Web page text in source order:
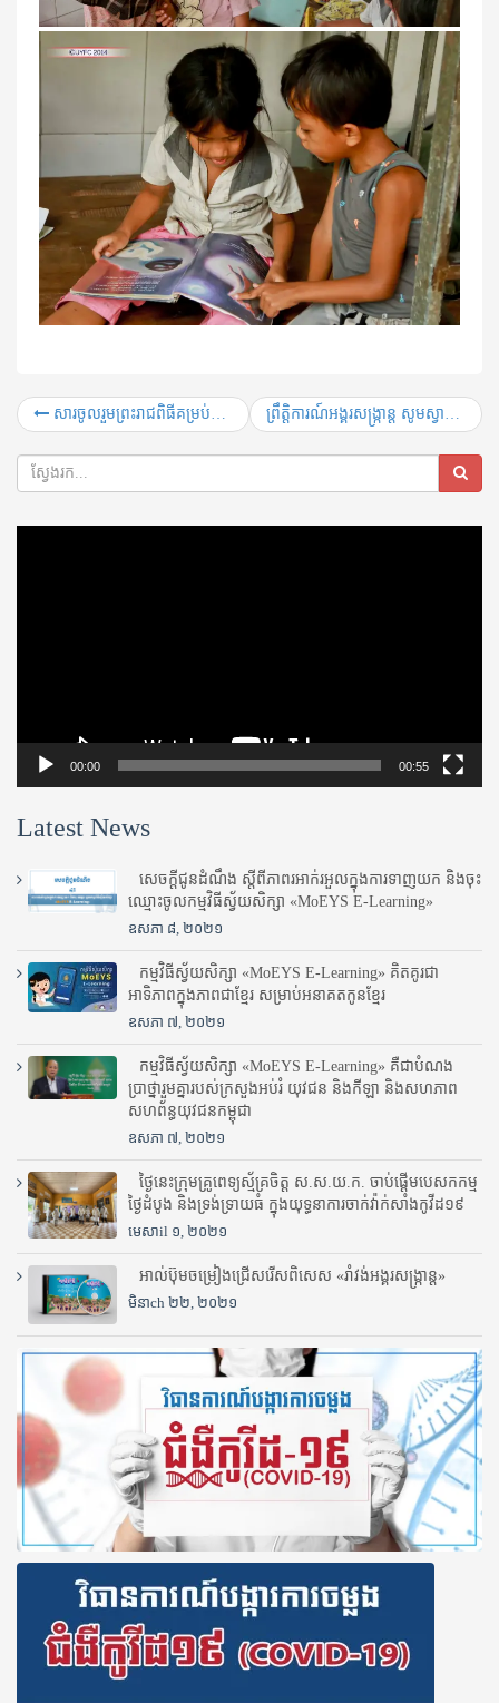
សារចូលរួមព្រះរាជពិធីគម្រប់ខួប ២ឆ្នាំ នៃការយាងចូលទីវង្គតរបស់ ព្រះបរមរតនកោដ្ឋ ព្រះករុណា ព្រះបាទសម្តេចព្រះនរោត្តមសីហនុ
00:00 00:55
Latest News
សេចក្តីជូនដំណឹង ស្តី​ពីភាព​រអាក់រអួល​ក្នុងការ​ទាញ​យក និង​ចុះ​
ឈ្មោះ​ចូល​កម្មវិធី​ស្វ័យសិក្សា «MoEYS E-Learning»
ឧសភា ៨, ២០២១
កម្មវិធីស្វ័យសិក្សា «MoEYS E-Learning» គិតគូរជា
អាទិភាពក្នុងភាពជាខ្មែរ សម្រាប់អនាគតកូនខ្មែរ
ឧសភា ៧, ២០២១
កម្មវិធីស្វ័យសិក្សា «MoEYS E-Learning» គឺជាបំណង
ប្រាថ្នារួមគ្នារបស់ក្រសួងអប់រំ​ យុវជន និងកីឡា និងសហភាព
សហព័ន្ធយុវជនកម្ពុជា
ឧសភា ៧, ២០២១
ថ្ងៃនេះក្រុមគ្រូពេទ្យស្ម័គ្រចិត្ត ស.ស.យ.ក. ចាប់ផ្តើមបេសកកម្ម
ថ្ងៃដំបូង និងទ្រង់ទ្រាយធំ ក្នុងយុទ្ធនាការចាក់វ៉ាក់សាំងកូវីដ១៩
មេសាil ១, ២០២១
អាល់ប៊ុមចម្រៀងជ្រើសរើសពិសេស «រាំវង់អង្គរសង្ក្រាន្ត»
មិនាch ២២, ២០២១